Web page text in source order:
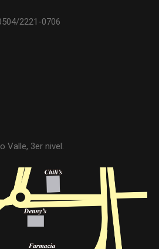
2221-0706
Valle, 3er nivel.